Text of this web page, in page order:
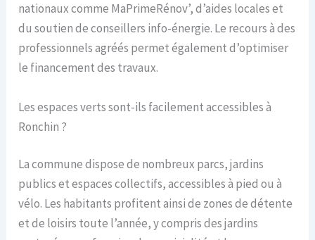
nationaux comme MaPrimeRénov’, d’aides locales et
du soutien de conseillers info-énergie. Le recours à des
professionnels agréés permet également d’optimiser
le financement des travaux.
Les espaces verts sont-ils facilement accessibles à
Ronchin ?
La commune dispose de nombreux parcs, jardins
publics et espaces collectifs, accessibles à pied ou à
vélo. Les habitants profitent ainsi de zones de détente
et de loisirs toute l’année, y compris des jardins